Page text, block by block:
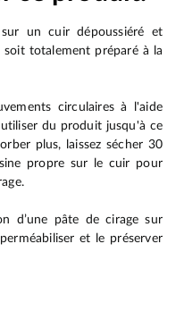
un cuir dépoussiéré et
totalement préparé à la
circulaires à l'aide
du produit jusqu'à ce
plus, laissez sécher 30
propre sur le cuir pour
d’une pâte de cirage sur
et le préserver